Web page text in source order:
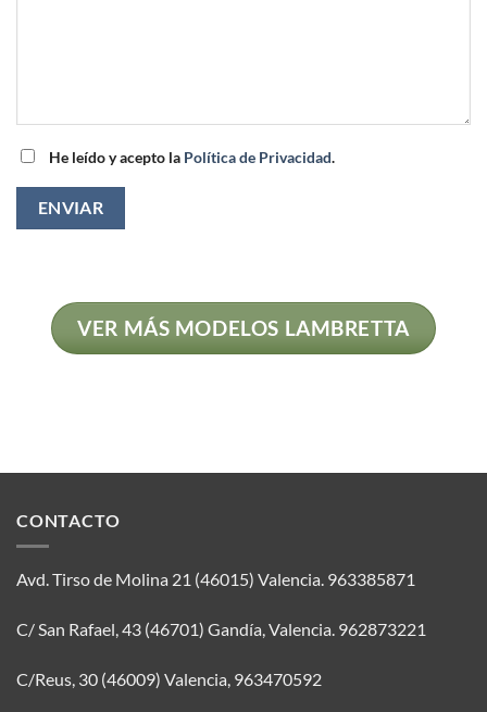
He leído y acepto la Política de Privacidad.
VER MÁS MODELOS LAMBRETTA
CONTACTO
Avd. Tirso de Molina 21 (46015) Valencia. 963385871
C/ San Rafael, 43 (46701) Gandía, Valencia. 962873221
C/Reus, 30 (46009) Valencia, 963470592